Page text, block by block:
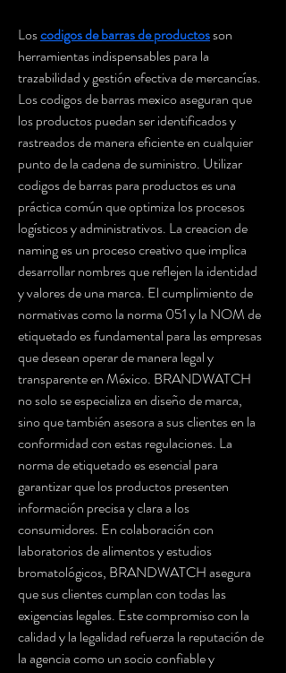
Los codigos de barras de productos son
herramientas indispensables para la
trazabilidad y gestión efectiva de mercancías.
Los codigos de barras mexico aseguran que
los productos puedan ser identificados y
rastreados de manera eficiente en cualquier
punto de la cadena de suministro. Utilizar
codigos de barras para productos es una
práctica común que optimiza los procesos
logísticos y administrativos. La creacion de
naming es un proceso creativo que implica
desarrollar nombres que reflejen la identidad
y valores de una marca. El cumplimiento de
normativas como la norma 051 y la NOM de
etiquetado es fundamental para las empresas
que desean operar de manera legal y
transparente en México. BRANDWATCH
no solo se especializa en diseño de marca,
sino que también asesora a sus clientes en la
conformidad con estas regulaciones. La
norma de etiquetado es esencial para
garantizar que los productos presenten
información precisa y clara a los
consumidores. En colaboración con
laboratorios de alimentos y estudios
bromatológicos, BRANDWATCH asegura
que sus clientes cumplan con todas las
exigencias legales. Este compromiso con la
calidad y la legalidad refuerza la reputación de
la agencia como un socio confiable y